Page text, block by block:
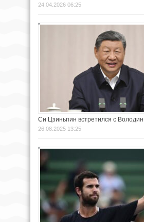
24.04.2026 06:25
Си Цзиньпин встретился с
26.08.2025 13:25